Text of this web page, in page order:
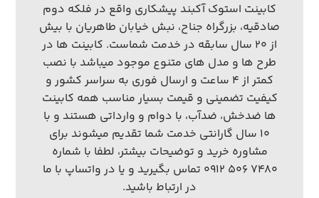
کابینت استوک آکبند پیشکاری واقع در فلکه دوم
صادقیه، بزرگراه جناح، نبش خیابان طاهریان با بیش
از ۲۰ سال سابقه در خدمت شماست. کابینت ها در
طرح ها و مدل های متنوع موجود میباشد با نصب
کمتر از ۴ ساعت و ارسال فوری به سراسر کشور و
کیفیت تضمینی و قیمت بسیار مناسب همه کابینت
ها ضدخش، ضدآب، با دوام و وارداتی هستند و با
۱۰ سال گارانتی خدمت شما تقدیم میشوند برای
مشاوره خرید و توضیحات بیشتر، لطفا با شماره
۷۴۸۰ ۵۰۶ ۰۹۱۲ تماس بگیرید و یا در واتساپ با ما
در ارتباط باشید.